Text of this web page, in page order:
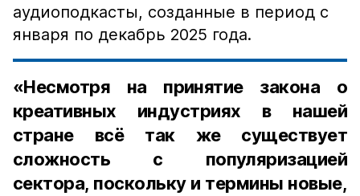
аудиоподкасты, созданные в период с
января по декабрь 2025 года.
«Несмотря на принятие закона о
креативных индустриях в нашей
стране всё так же существует
сложность с популяризацией
сектора, поскольку и термины новые,